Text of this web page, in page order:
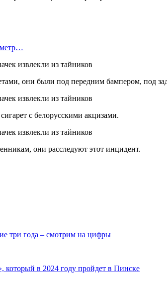
метр…
они были под передним бампером, под
с белорусскими акцизами.
они расследуют этот инцидент.
три года – смотрим на цифры
который в 2024 году пройдет в Пинске